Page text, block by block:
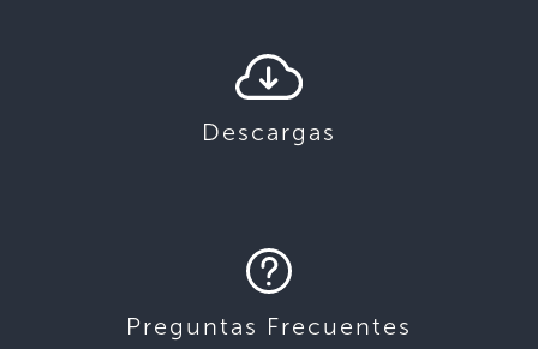
Descargas
Preguntas Frecuentes